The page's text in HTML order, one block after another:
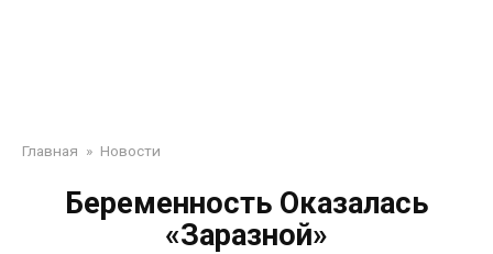
Главная » Новости
Беременность Оказалась
«Заразной»